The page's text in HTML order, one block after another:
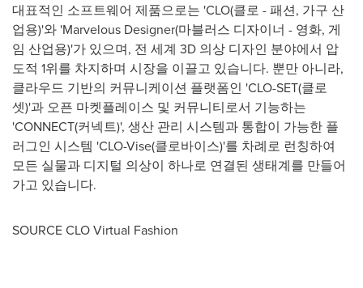
대표적인 소프트웨어 제품으로는 'CLO(클로 - 패션, 가구 산
업용)'와 'Marvelous Designer(마블러스 디자이너 - 영화, 게
임 산업용)'가 있으며, 전 세계 3D 의상 디자인 분야에서 압
도적 1위를 차지하며 시장을 이끌고 있습니다. 뿐만 아니라,
클라우드 기반의 커뮤니케이션 플랫폼인 'CLO-SET(클로
셋)'과 오픈 마켓플레이스 및 커뮤니티로서 기능하는
'CONNECT(커넥트)', 생산 관리 시스템과 통합이 가능한 플
러그인 시스템 'CLO-Vise(클로바이스)'를 차례로 런칭하여
모든 실물과 디지털 의상이 하나로 연결된 생태계를 만들어
가고 있습니다.
SOURCE CLO Virtual Fashion